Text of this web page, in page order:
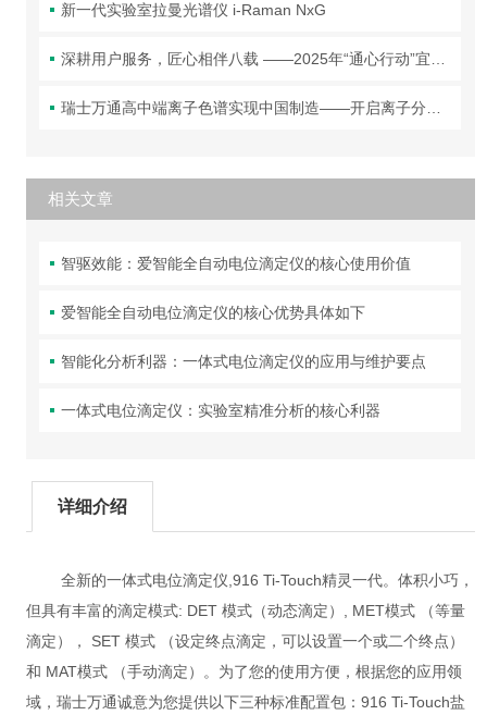
新一代实验室拉曼光谱仪 i-Raman NxG
深耕用户服务，匠心相伴八载 ——2025年“通心行动”宜昌首站圆满落幕！
瑞士万通高中端离子色谱实现中国制造——开启离子分析新篇章！
相关文章
智驱效能：爱智能全自动电位滴定仪的核心使用价值
爱智能全自动电位滴定仪的核心优势具体如下
智能化分析利器：一体式电位滴定仪的应用与维护要点
一体式电位滴定仪：实验室精准分析的核心利器
详细介绍
全新的一体式电位滴定仪,916 Ti-Touch精灵一代。体积小巧，
但具有丰富的滴定模式: DET 模式（动态滴定）, MET模式 （等量
滴定）， SET 模式 （设定终点滴定，可以设置一个或二个终点）
和 MAT模式 （手动滴定）。为了您的使用方便，根据您的应用领
域，瑞士万通诚意为您提供以下三种标准配置包：916 Ti-Touch盐